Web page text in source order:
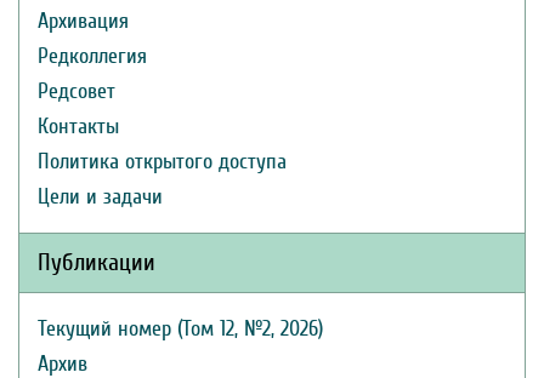
Архивация
Редколлегия
Редсовет
Контакты
Политика открытого доступа
Цели и задачи
Публикации
Текущий номер (Том 12, №2, 2026)
Архив